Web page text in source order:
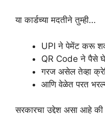
या कार्डच्या मदतीने तुम्ही…
UPI ने पेमेंट करू
QR Code ने पैसे
गरज असेल तेव्हा
आणि वेळेत परत
सरकारचा उद्देश असा आहे की